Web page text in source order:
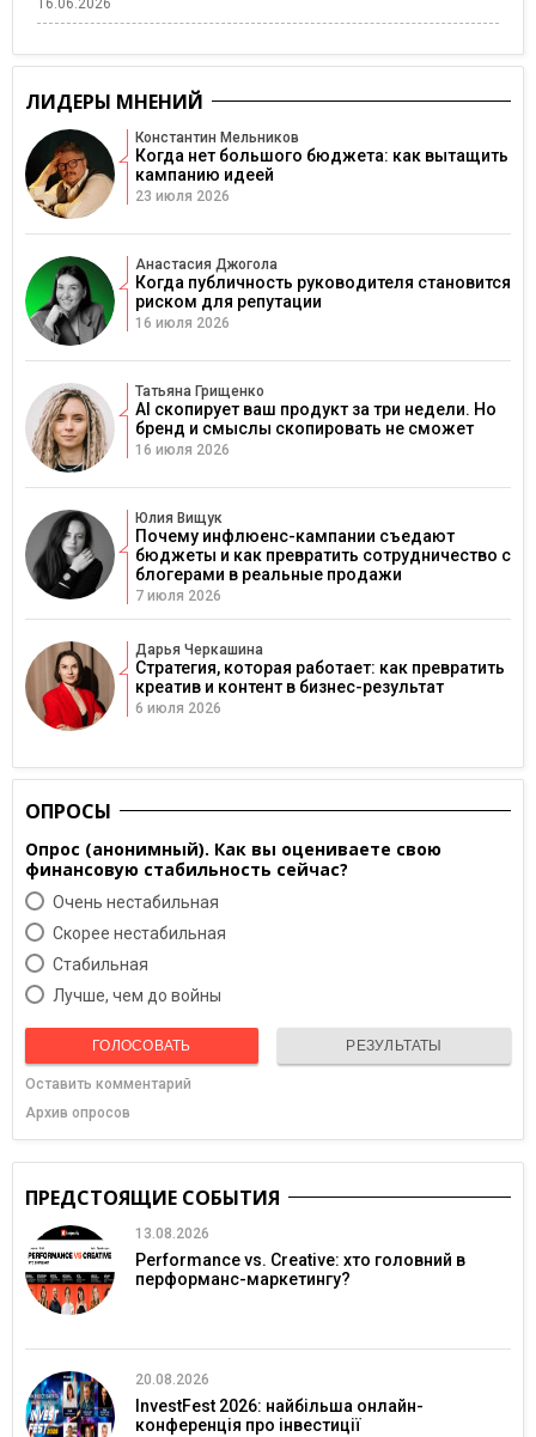
16.06.2026
ЛИДЕРЫ МНЕНИЙ
Константин Мельников
Когда нет большого бюджета: как вытащить
кампанию идеей
23 июля 2026
Анастасия Джогола
Когда публичность руководителя становится
риском для репутации
16 июля 2026
Татьяна Грищенко
AI скопирует ваш продукт за три недели. Но
бренд и смыслы скопировать не сможет
16 июля 2026
Юлия Вищук
Почему инфлюенс-кампании съедают
бюджеты и как превратить сотрудничество с
блогерами в реальные продажи
7 июля 2026
Дарья Черкашина
Стратегия, которая работает: как превратить
креатив и контент в бизнес-результат
6 июля 2026
ОПРОСЫ
Опрос (анонимный). Как вы оцениваете свою
финансовую стабильность сейчас?
Очень нестабильная
Скорее нестабильная
Cтабильная
Лучше, чем до войны
ГОЛОСОВАТЬ РЕЗУЛЬТАТЫ
Оставить комментарий
Архив опросов
ПРЕДСТОЯЩИЕ СОБЫТИЯ
13.08.2026
Performance vs. Creative: хто головний в
перформанс-маркетингу?
20.08.2026
InvestFest 2026: найбільша онлайн-
конференція про інвестиції